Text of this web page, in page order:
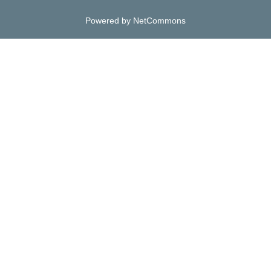
Powered by NetCommons